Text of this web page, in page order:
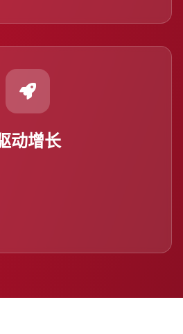
动增长